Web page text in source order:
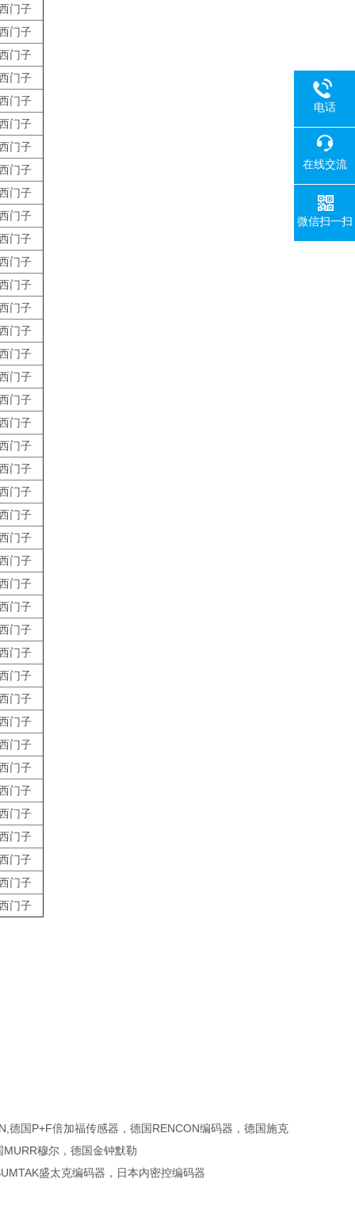
门子
门子
门子
门子
门子
门子
门子
门子
门子
门子
门子
门子
门子
门子
门子
门子
门子
门子
门子
门子
门子
门子
门子
门子
门子
门子
门子
门子
门子
门子
门子
门子
门子
门子
门子
门子
门子
门子
门子
门子
德国P+F倍加福传感器，德国RENCON编码器，德国施克
穆尔，德国金钟默勒
盛太克编码器，日本内密控编码器
电话
在线交流
微信扫一扫